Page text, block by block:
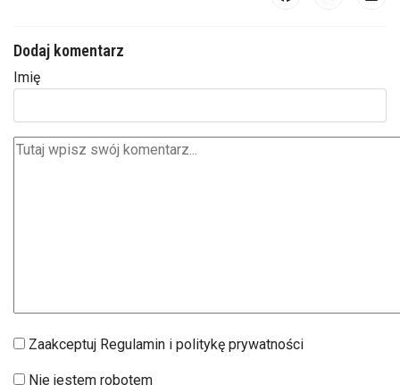
Dodaj komentarz
Imię
Zaakceptuj Regulamin i politykę prywatności
Nie jestem robotem